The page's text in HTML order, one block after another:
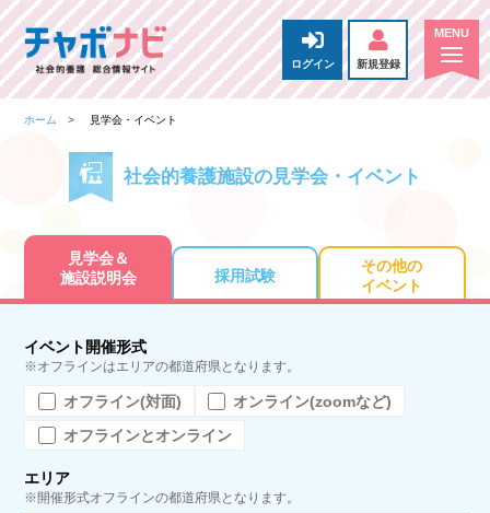
ログイン 新規登録
ホーム 見学会・イベント
社会的養護施設の見学会・イベント
見学会＆
施設説明会
採用試験
その他の
イベント
イベント開催形式
※オフラインはエリアの都道府県となります。
オフライン(対面)
オンライン(zoomなど)
オフラインとオンライン
エリア
※開催形式オフラインの都道府県となります。